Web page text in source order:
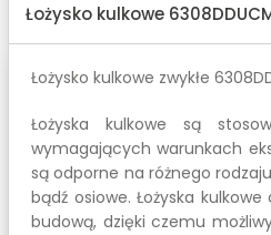
Łożysko kulkowe
Łożysko kulkowe zwykłe
Łożyska kulkowe są
wymagających warunkach
są odporne na różnego
bądź osiowe. Łożyska
budową, dzięki czemu